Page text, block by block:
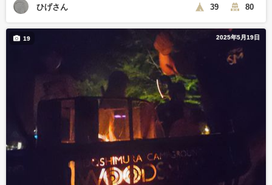
ひげさん 39 80
2025年5月19日
19